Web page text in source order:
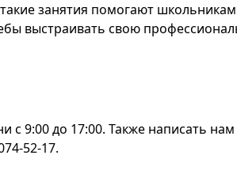
занятия помогают
выстраивать свою
с 9:00 до 17:00. Также написать нам
52-17.